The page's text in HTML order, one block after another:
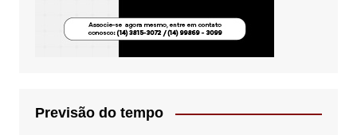
Previsão do tempo